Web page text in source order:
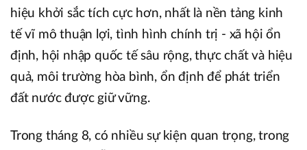
hiệu khởi sắc tích cực hơn, nhất là nền tảng kinh
tế vĩ mô thuận lợi, tình hình chính trị - xã hội ổn
định, hội nhập quốc tế sâu rộng, thực chất và hiệu
quả, môi trường hòa bình, ổn định để phát triển
đất nước được giữ vững.
Trong tháng 8, có nhiều sự kiện quan trọng, trong